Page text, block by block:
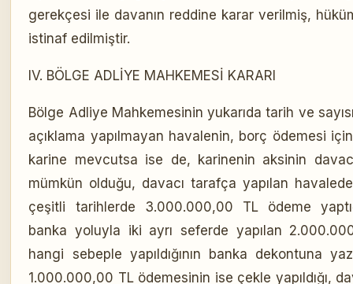
gerekçesi ile davanın reddine karar verilmiş,
istinaf edilmiştir.
IV. BÖLGE ADLİYE MAHKEMESİ KARARI
Bölge Adliye Mahkemesinin yukarıda tarih ve
açıklama yapılmayan havalenin, borç ödemesi için
karine mevcutsa ise de, karinenin aksinin
mümkün olduğu, davacı tarafça yapılan
çeşitli tarihlerde 3.000.000,00 TL ödeme
banka yoluyla iki ayrı seferde yapılan
hangi sebeple yapıldığının banka dekontuna
1.000.000,00 TL ödemesinin ise çekle yapıldığı,